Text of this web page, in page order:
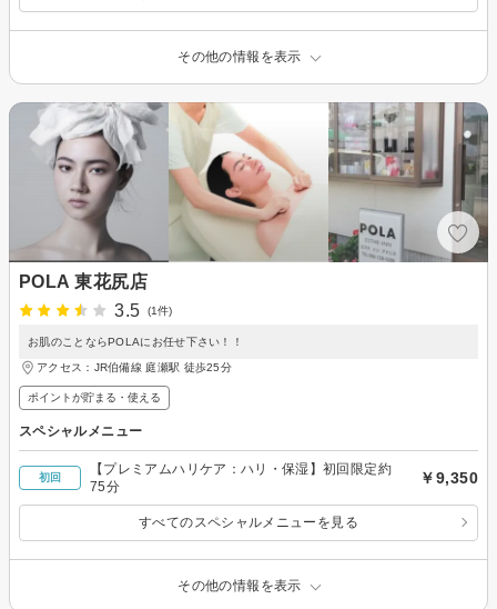
その他の情報を表示
POLA 東花尻店
3.5
(1件)
お肌のことならPOLAにお任せ下さい！！
アクセス：JR伯備線 庭瀬駅 徒歩25分
ポイントが貯まる・使える
スペシャルメニュー
初回
【プレミアムハリケア：ハリ・保湿】初回限定約
75分
￥9,350
すべてのスペシャルメニューを見る
その他の情報を表示